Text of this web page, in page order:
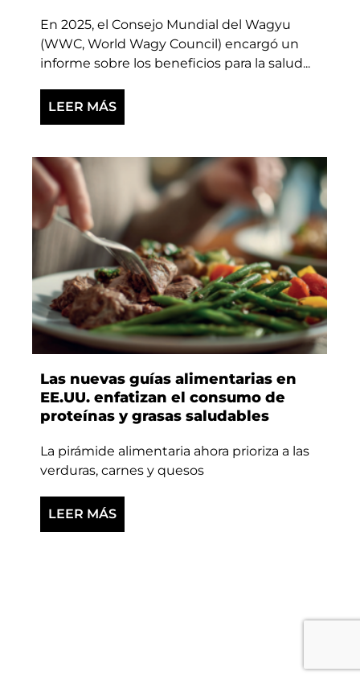
En 2025, el Consejo Mundial del Wagyu
(WWC, World Wagy Council) encargó un
informe sobre los beneficios para la salud...
LEER MÁS
Las nuevas guías alimentarias en
EE.UU. enfatizan el consumo de
proteínas y grasas saludables
La pirámide alimentaria ahora prioriza a las
verduras, carnes y quesos
LEER MÁS